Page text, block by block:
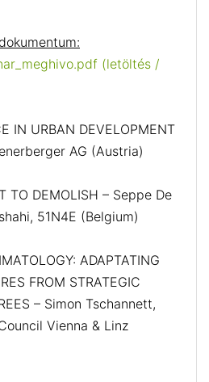
(letöltés /
IN URBAN DEVELOPMENT
AG (Austria)
TO DEMOLISH – Seppe De
51N4E (Belgium)
ADAPTATING
FROM STRATEGIC
– Simon Tschannett,
Vienna & Linz